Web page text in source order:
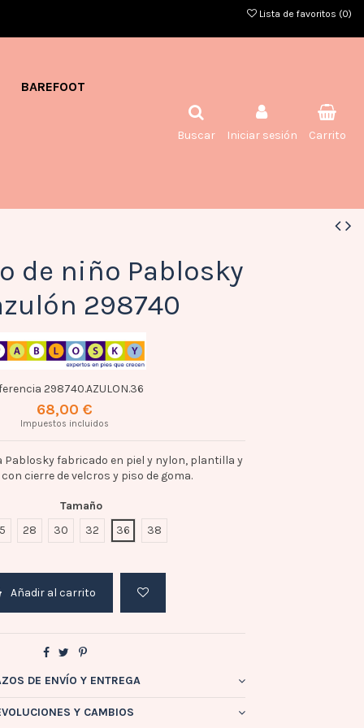
Lista de favoritos (0)
BAREFOOT
Buscar Iniciar sesión Carrito
de niño Pablosky
298740
298740.AZULON.36
68,00 €
Impuestos incluidos
Pablosky fabricado en piel y nylon, plantilla y
cierre de velcros y piso de goma.
Tamaño
28 30 32 36 38
Añadir al carrito
DE ENVÍO Y ENTREGA
Y CAMBIOS